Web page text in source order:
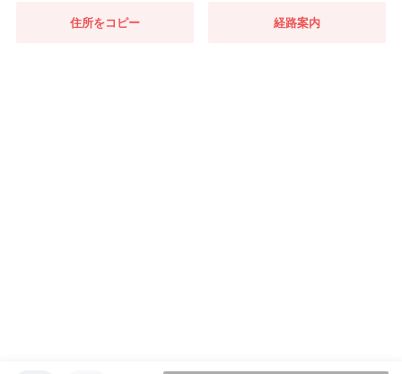
住所をコピー 経路案内